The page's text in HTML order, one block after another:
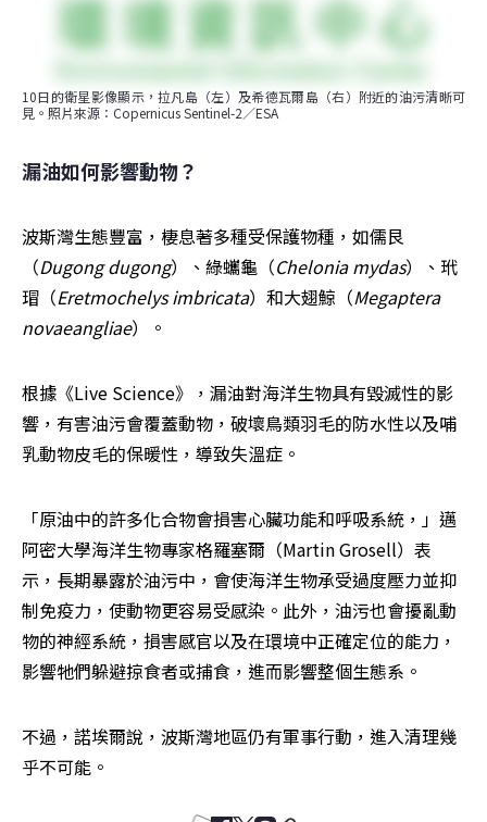
10日的衛星影像顯示，拉凡島（左）及希德瓦爾島（右）附近的油污清晰可
見。照片來源：Copernicus Sentinel-2／ESA
漏油如何影響動物？
波斯灣生態豐富，棲息著多種受保護物種，如儒艮
（Dugong dugong）、綠蠵龜（Chelonia mydas）、玳
瑁（Eretmochelys imbricata）和大翅鯨（Megaptera
novaeangliae）。
根據《Live Science》，漏油對海洋生物具有毀滅性的影
響，有害油污會覆蓋動物，破壞鳥類羽毛的防水性以及哺
乳動物皮毛的保暖性，導致失溫症。
「原油中的許多化合物會損害心臟功能和呼吸系統，」邁
阿密大學海洋生物專家格羅塞爾（Martin Grosell）表
示，長期暴露於油污中，會使海洋生物承受過度壓力並抑
制免疫力，使動物更容易受感染。此外，油污也會擾亂動
物的神經系統，損害感官以及在環境中正確定位的能力，
影響牠們躲避掠食者或捕食，進而影響整個生態系。
不過，諾埃爾說，波斯灣地區仍有軍事行動，進入清理幾
乎不可能。